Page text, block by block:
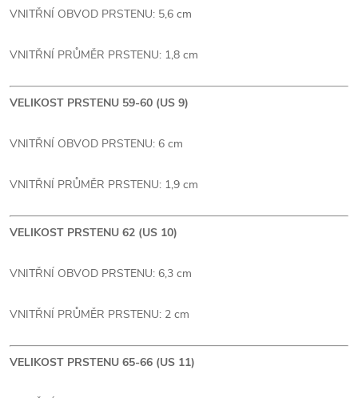
VNITŘNÍ OBVOD PRSTENU: 5,6 cm
VNITŘNÍ PRŮMĚR PRSTENU: 1,8 cm
VELIKOST PRSTENU 59-60 (US 9)
VNITŘNÍ OBVOD PRSTENU: 6 cm
VNITŘNÍ PRŮMĚR PRSTENU: 1,9 cm
VELIKOST PRSTENU 62 (US 10)
VNITŘNÍ OBVOD PRSTENU: 6,3 cm
VNITŘNÍ PRŮMĚR PRSTENU: 2 cm
VELIKOST PRSTENU 65-66 (US 11)